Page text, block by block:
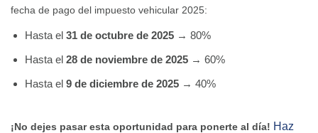
fecha de pago del impuesto vehicular 2025:
Hasta el 31 de octubre de 2025 → 80%
Hasta el 28 de noviembre de 2025 → 60%
Hasta el 9 de diciembre de 2025 → 40%
¡No dejes pasar esta oportunidad para ponerte al día! Haz